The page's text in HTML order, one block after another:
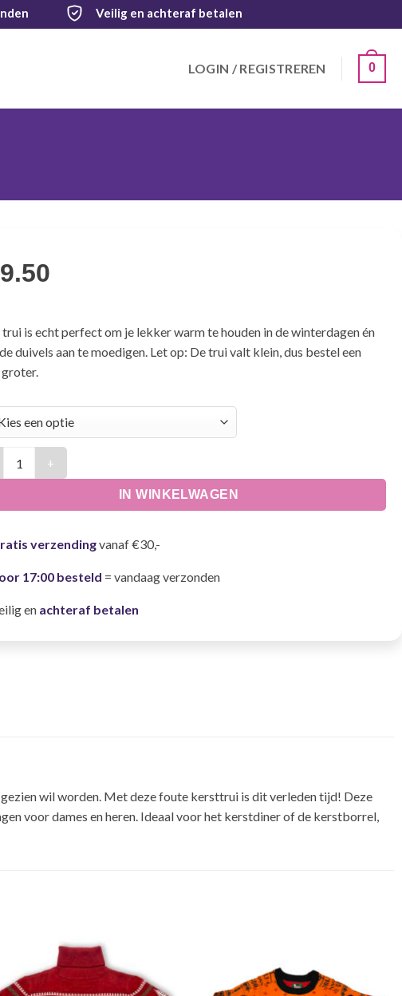
Veilig en achteraf betalen
LOGIN / REGISTREREN 0
trui is echt perfect om je lekker warm te houden in de winterdagen én
duivels aan te moedigen. Let op: De trui valt klein, dus bestel een
IN WINKELWAGEN
verzendingvanaf €30,-
17:00 besteld = vandaag verzonden
en achteraf betalen
wil worden. Met deze foute kersttrui is dit verleden tijd! Deze
voor dames en heren. Ideaal voor het kerstdiner of de kerstborrel,